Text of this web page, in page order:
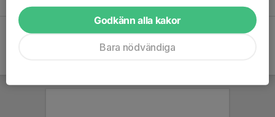
Godkänn alla kakor
Bara nödvändiga